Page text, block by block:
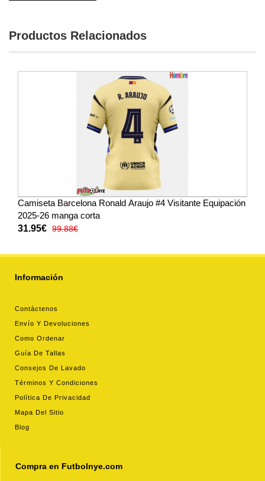
Productos Relacionados
Camiseta Barcelona Ronald Araujo #4 Visitante Equipación
2025-26 manga corta
31.95€ 99.88€
Información
Contáctenos
Envío Y Devoluciones
Como Ordenar
Guía De Tallas
Consejos De Lavado
Términos Y Condiciones
Política De Privacidad
Mapa Del Sitio
Blog
Compra en Futbolnye.com